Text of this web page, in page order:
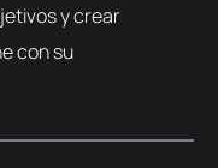
y crear
con su